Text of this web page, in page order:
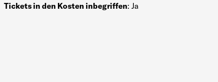
Tickets in den Kosten inbegriffen: Ja